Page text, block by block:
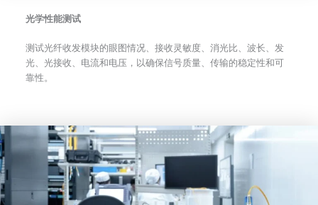
光学性能测试
测试光纤收发模块的眼图情况、接收灵敏度、消光比、波长、发
光、光接收、电流和电压，以确保信号质量、传输的稳定性和可
靠性。